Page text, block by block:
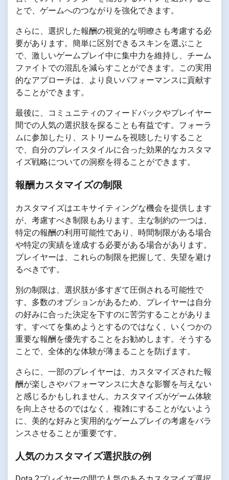
とで、ゲームへのつながりを強化できます。
さらに、選択した報酬の視覚的な明瞭さも考慮する必
要があります。簡単に区別できるスキンを選ぶこと
で、激しいゲームプレイ中に集中力を維持し、チーム
ファイトでの混乱を減らすことができます。この実用
的なアプローチは、より良いパフォーマンスに貢献す
ることができます。
最後に、コミュニティのフィードバックやプレイヤー
間での人気の選択肢を探ることも有益です。フォーラ
ムに参加したり、ストリームを視聴したりすること
で、自分のプレイスタイルに合った効果的なカスタマ
イズ戦略についての洞察を得ることができます。
報酬カスタマイズの制限
カスタマイズはエキサイティングな機会を提供します
が、考慮すべき制限もあります。主な制約の一つは、
特定の報酬の利用可能性であり、時間制限がある場合
や特定の実績を達成する必要がある場合があります。
プレイヤーは、これらの制限を把握して、失望を避け
るべきです。
別の制限は、選択肢が多すぎて圧倒される可能性で
す。多数のオプションがあるため、プレイヤーは自分
の好みに合った決定を下すのに苦労することがありま
す。すべてを集めようとするのではなく、いくつかの
重要な報酬を優先することをお勧めします。そうする
ことで、全体的な体験が薄まることを防げます。
さらに、一部のプレイヤーは、カスタマイズされた報
酬が楽しさやパフォーマンスに大きな影響を与えない
と感じるかもしれません。カスタマイズがゲーム体験
を向上させるのではなく、複雑にすることがないよう
に、美的な好みと実用的なゲームプレイの考慮をバラ
ンスさせることが重要です。
人気のカスタマイズ選択肢の例